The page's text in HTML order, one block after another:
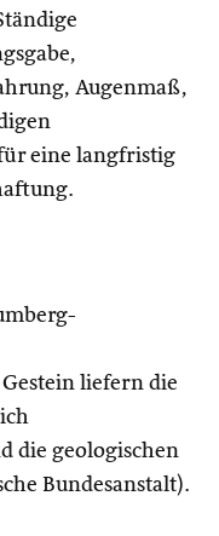
Augenmaß,
eine langfristig
liefern die
die geologischen
Bundesanstalt).